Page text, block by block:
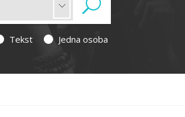
Tekst Jedna osoba